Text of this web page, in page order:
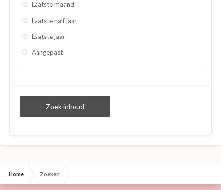
Laatste maand
Laatste half jaar
Laatste jaar
Aangepast
Zoek inhoud
Home Zoeken